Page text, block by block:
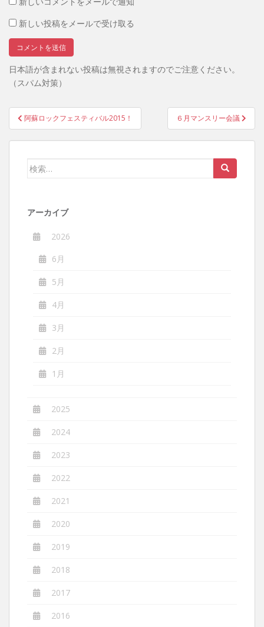
新しい投稿をメールで受け取る
日本語が含まれない投稿は無視されますのでご注意ください。
（スパム対策）
投
稿
ナ
阿蘇ロックフェスティバル2015！ ６月マンスリー会議
検
アーカイブ
2026
6月
5月
4月
3月
2月
1月
2025
2024
2023
2022
2021
2020
2019
2018
2017
2016